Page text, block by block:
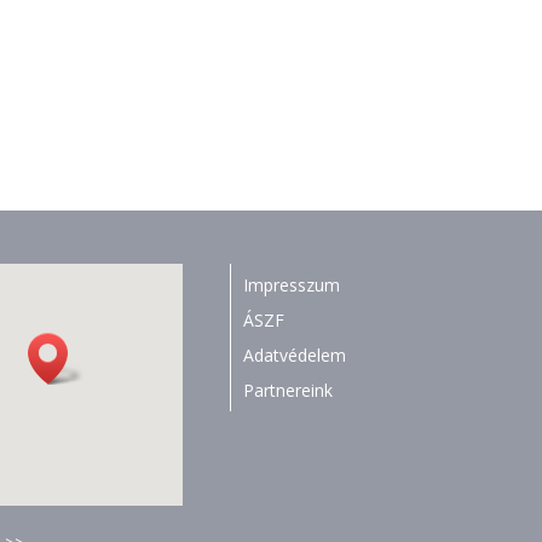
Impresszum
ÁSZF
Adatvédelem
Partnereink